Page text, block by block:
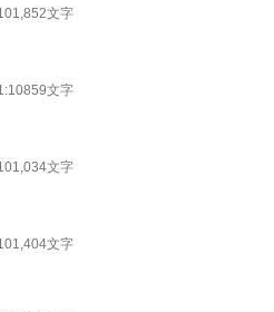
1,852文字
859文字
1,034文字
1,404文字